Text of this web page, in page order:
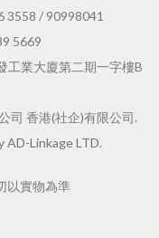
3558 / 90998041
5669
工業大廈第二期一字樓B
司 香港(社企)有限公司.
AD-Linkage LTD.
以實物為準